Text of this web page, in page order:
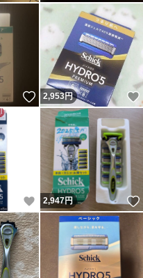
いいね！
2,953円
いいね！
2,947円